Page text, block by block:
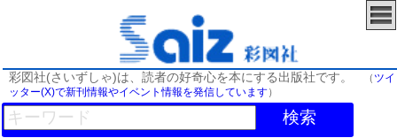
彩図社(さいずしゃ)は、読者の好奇心を本にする出版社です。 （ ツイ
ッター(X)で新刊情報やイベント情報を発信しています）
検索